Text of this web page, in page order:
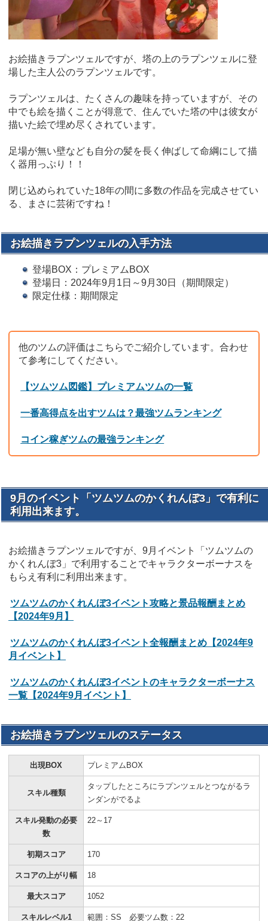
お絵描きラプンツェルですが、塔の上のラプンツェルに登
場した主人公のラプンツェルです。
ラプンツェルは、たくさんの趣味を持っていますが、その
中でも絵を描くことが得意で、住んでいた塔の中は彼女が
描いた絵で埋め尽くされています。
足場が無い壁なども自分の髪を長く伸ばして命綱にして描
く器用っぷり！！
閉じ込められていた18年の間に多数の作品を完成させてい
る、まさに芸術ですね！
お絵描きラプンツェルの入手方法
登場BOX：プレミアムBOX
登場日：2024年9月1日～9月30日（期間限定）
限定仕様：期間限定
他のツムの評価はこちらでご紹介しています。合わせ
て参考にしてください。
【ツムツム図鑑】プレミアムツムの一覧
一番高得点を出すツムは？最強ツムランキング
コイン稼ぎツムの最強ランキング
9月のイベント「ツムツムのかくれんぼ3」で有利に
利用出来ます。
お絵描きラプンツェルですが、9月イベント「ツムツムの
かくれんぼ3」で利用することでキャラクターボーナスを
もらえ有利に利用出来ます。
ツムツムのかくれんぼ3イベント攻略と景品報酬まとめ
【2024年9月】
ツムツムのかくれんぼ3イベント全報酬まとめ【2024年9
月イベント】
ツムツムのかくれんぼ3イベントのキャラクターボーナス
一覧【2024年9月イベント】
お絵描きラプンツェルのステータス
出現BOX プレミアムBOX
スキル種類
タップしたところにラプンツェルとつながるラ
ンダンがでるよ
スキル発動の必要
数
22～17
初期スコア 170
スコアの上がり幅 18
最大スコア 1052
スキルレベル1 範囲：SS 必要ツム数：22